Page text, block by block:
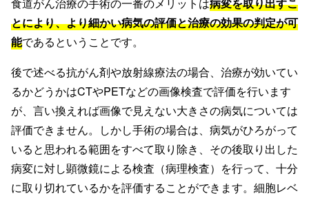
とにより、より細かい病気の評価と治療の効果の判定が可
能であるということです。
後で述べる抗がん剤や放射線療法の場合、治療が効いてい
るかどうかはCTやPETなどの画像検査で評価を行います
が、言い換えれば画像で見えない大きさの病気については
評価できません。しかし手術の場合は、病気がひろがって
いると思われる範囲をすべて取り除き、その後取り出した
病変に対し顕微鏡による検査（病理検査）を行って、十分
に取り切れているかを評価することができます。細胞レベ